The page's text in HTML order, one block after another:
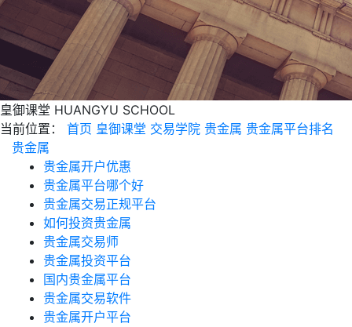
皇御课堂 HUANGYU SCHOOL
当前位置：
首页 皇御课堂 交易学院 贵金属 贵金属平台排名
贵金属
贵金属开户优惠
贵金属平台哪个好
贵金属交易正规平台
如何投资贵金属
贵金属交易师
贵金属投资平台
国内贵金属平台
贵金属交易软件
贵金属开户平台